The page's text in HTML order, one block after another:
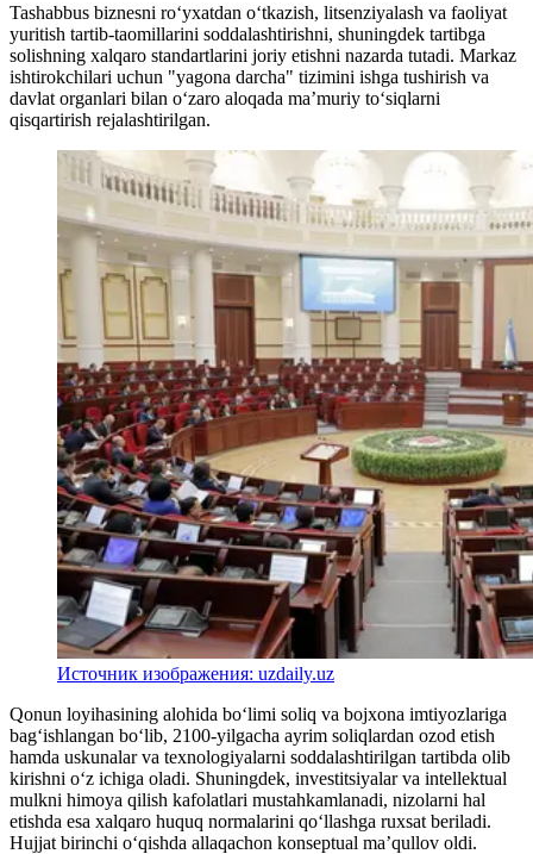
Tashabbus biznesni roʻyxatdan oʻtkazish, litsenziyalash va faoliyat
yuritish tartib-taomillarini soddalashtirishni, shuningdek tartibga
solishning xalqaro standartlarini joriy etishni nazarda tutadi. Markaz
ishtirokchilari uchun "yagona darcha" tizimini ishga tushirish va
davlat organlari bilan oʻzaro aloqada maʼmuriy toʻsiqlarni
qisqartirish rejalashtirilgan.
Источник изображения: uzdaily.uz
Qonun loyihasining alohida bo‘limi soliq va bojxona imtiyozlariga
bag‘ishlangan bo‘lib, 2100-yilgacha ayrim soliqlardan ozod etish
hamda uskunalar va texnologiyalarni soddalashtirilgan tartibda olib
kirishni o‘z ichiga oladi. Shuningdek, investitsiyalar va intellektual
mulkni himoya qilish kafolatlari mustahkamlanadi, nizolarni hal
etishda esa xalqaro huquq normalarini qo‘llashga ruxsat beriladi.
Hujjat birinchi o‘qishda allaqachon konseptual ma’qullov oldi.